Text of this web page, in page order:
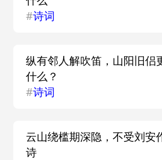
#诗词
纵有邻人解吹笛，山阳旧侣
什么？
#诗词
云山绕槛期深隐，不受刘安
诗